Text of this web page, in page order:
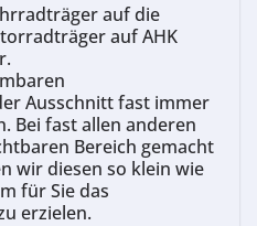
auf die
auf AHK
Ausschnitt fast immer
Bei fast allen anderen
Bereich gemacht
wir diesen so klein wie
für Sie das
erzielen.